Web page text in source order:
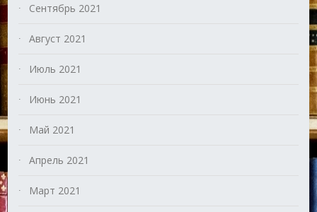
Сентябрь 2021
Август 2021
Июль 2021
Июнь 2021
Май 2021
Апрель 2021
Март 2021